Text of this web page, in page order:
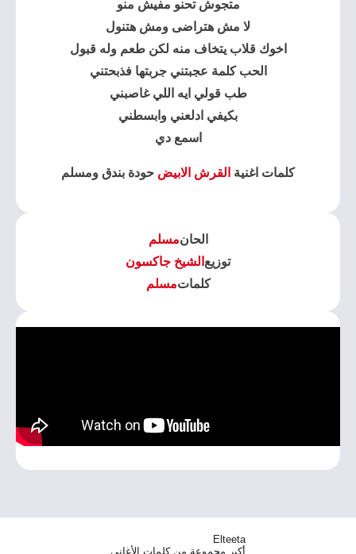
متجوش تحنو مفيش منو
لا مش هتراضى ومش هتنول
اخوك قلاب يتخاف منه لكن طعم وله قبول
الحب كلمة عجبتني جربتها فذبحتني
طب قولي ايه اللي غاصبني
بكيفي ادلعني وابسطني
اسمع دي
كلمات اغنية القرش الابيض حودة بندق ومسلم
الحانمسلم
توزيع الشيخ جاكسون
كلماتمسلم
Elteeta
أكبر مجموعة من كلمات الأغاني